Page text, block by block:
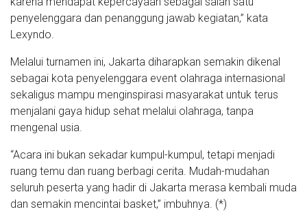
penyelenggara dan penanggung jawab kegiatan,” kata
Lexyndo.
Melalui turnamen ini, Jakarta diharapkan semakin dikenal
sebagai kota penyelenggara event olahraga internasional
sekaligus mampu menginspirasi masyarakat untuk terus
menjalani gaya hidup sehat melalui olahraga, tanpa
mengenal usia.
“Acara ini bukan sekadar kumpul-kumpul, tetapi menjadi
ruang temu dan ruang berbagi cerita. Mudah-mudahan
seluruh peserta yang hadir di Jakarta merasa kembali muda
dan semakin mencintai basket,” imbuhnya. (*)